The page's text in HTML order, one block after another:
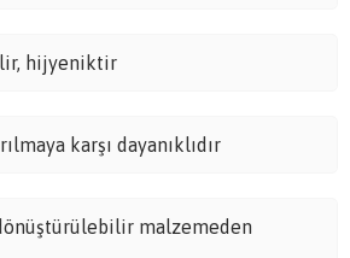
hijyeniktir
karşı dayanıklıdır
malzemeden